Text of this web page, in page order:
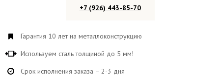
+7 (926) 443-85-70
Гарантия 10 лет на металлоконструкцию
Используем сталь толщиной до 5 мм!
Срок исполнения заказа – 2-3 дня